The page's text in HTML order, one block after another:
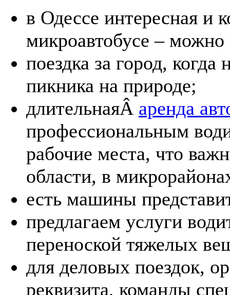
в Одессе интересная и
микроавтобусе – можно
поездка за город,
пикника на природе;
длительнаяÂ аренда
профессиональным
рабочие места, что
области, в
есть машины
предлагаем услуги
переноской тяжелых
для деловых поездок,
реквизита, команды